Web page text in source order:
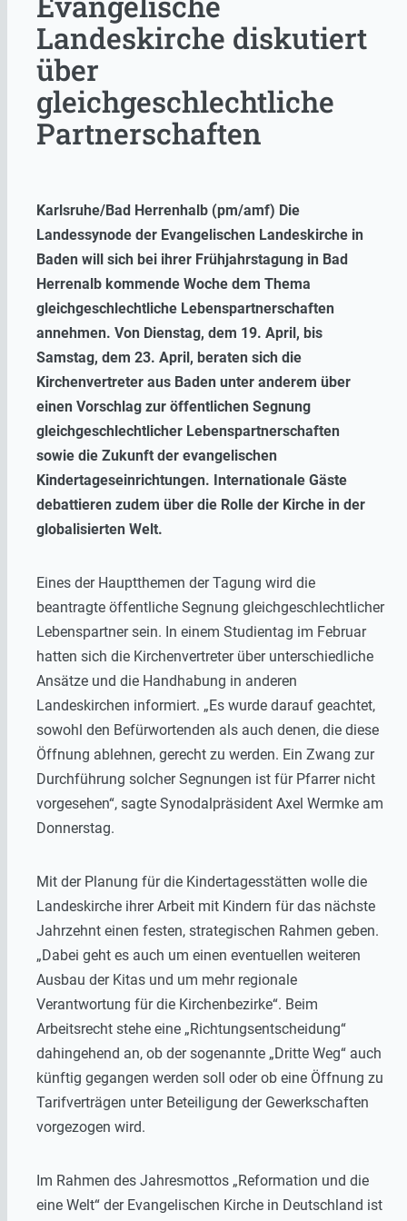
Landeskirche diskutiert
über
gleichgeschlechtliche
Partnerschaften
Karlsruhe/Bad Herrenhalb (pm/amf) Die
Landessynode der Evangelischen Landeskirche in
Baden will sich bei ihrer Frühjahrstagung in Bad
Herrenalb kommende Woche dem Thema
gleichgeschlechtliche Lebenspartnerschaften
annehmen. Von Dienstag, dem 19. April, bis
Samstag, dem 23. April, beraten sich die
Kirchenvertreter aus Baden unter anderem über
einen Vorschlag zur öffentlichen Segnung
gleichgeschlechtlicher Lebenspartnerschaften
sowie die Zukunft der evangelischen
Kindertageseinrichtungen. Internationale Gäste
debattieren zudem über die Rolle der Kirche in der
globalisierten Welt.
Eines der Hauptthemen der Tagung wird die
beantragte öffentliche Segnung gleichgeschlechtlicher
Lebenspartner sein. In einem Studientag im Februar
hatten sich die Kirchenvertreter über unterschiedliche
Ansätze und die Handhabung in anderen
Landeskirchen informiert. „Es wurde darauf geachtet,
sowohl den Befürwortenden als auch denen, die diese
Öffnung ablehnen, gerecht zu werden. Ein Zwang zur
Durchführung solcher Segnungen ist für Pfarrer nicht
vorgesehen“, sagte Synodalpräsident Axel Wermke am
Donnerstag.
Mit der Planung für die Kindertagesstätten wolle die
Landeskirche ihrer Arbeit mit Kindern für das nächste
Jahrzehnt einen festen, strategischen Rahmen geben.
„Dabei geht es auch um einen eventuellen weiteren
Ausbau der Kitas und um mehr regionale
Verantwortung für die Kirchenbezirke“. Beim
Arbeitsrecht stehe eine „Richtungsentscheidung“
dahingehend an, ob der sogenannte „Dritte Weg“ auch
künftig gegangen werden soll oder ob eine Öffnung zu
Tarifverträgen unter Beteiligung der Gewerkschaften
vorgezogen wird.
Im Rahmen des Jahresmottos „Reformation und die
eine Welt“ der Evangelischen Kirche in Deutschland ist